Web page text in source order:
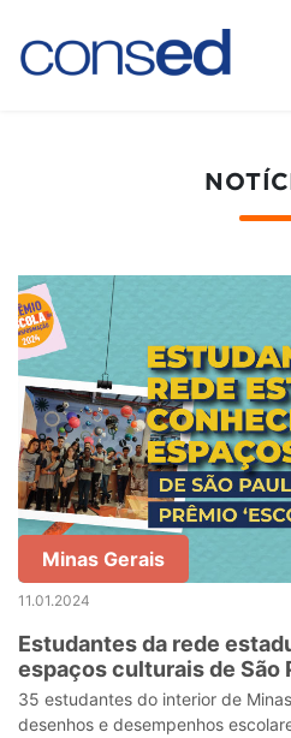
Minas Gerais
11.01.2024
Estudantes da rede
espaços culturais de São
Prêmio ‘Escola
35 estudantes do interior de
desenhos e desempenhos